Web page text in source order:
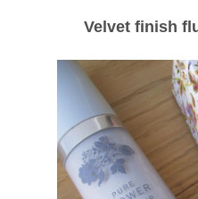
Velvet finish